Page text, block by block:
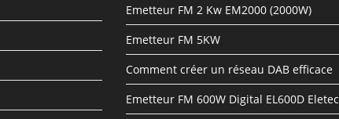
Emetteur FM 2 Kw EM2000 (2000W)
Emetteur FM 5KW
Comment créer un réseau DAB efficace
Emetteur FM 600W Digital EL600D Eletec